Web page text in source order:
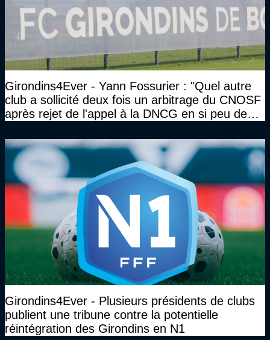
Girondins4Ever - Yann Fossurier : "Quel autre
club a sollicité deux fois un arbitrage du CNOSF
après rejet de l'appel à la DNCG en si peu de
Girondins4Ever - Plusieurs présidents de clubs
publient une tribune contre la potentielle
réintégration des Girondins en N1